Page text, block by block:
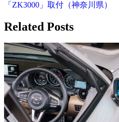
「ZK3000」取付（神奈川県）
Related Posts